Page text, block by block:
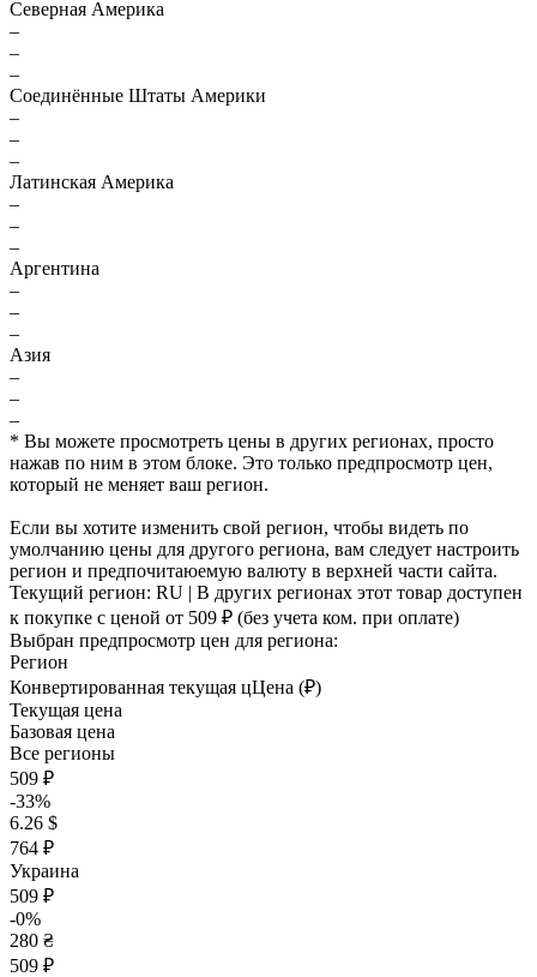
Северная Америка
–
–
–
Соединённые Штаты Америки
–
–
–
Латинская Америка
–
–
–
Аргентина
–
–
–
Азия
–
–
–
* Вы можете просмотреть цены в других регионах, просто
нажав по ним в этом блоке. Это только предпросмотр цен,
который не меняет ваш регион.
Если вы хотите изменить свой регион, чтобы видеть по
умолчанию цены для другого региона, вам следует настроить
регион и предпочитаюемую валюту в верхней части сайта.
Текущий регион: RU | В других регионах этот товар доступен
к покупке с ценой от 509 ₽ (без учета ком. при оплате)
Выбран предпросмотр цен для региона:
Регион
Конвертированная текущая цЦена (₽)
Текущая цена
Базовая цена
Все регионы
509 ₽
-33%
6.26 $
764 ₽
Украина
509 ₽
-0%
280 ₴
509 ₽